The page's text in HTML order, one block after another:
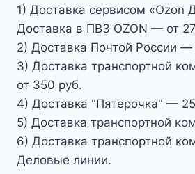
1) Доставка сервисом «Ozon
Доставка в ПВЗ OZON — от
2) Доставка Почтой России —
3) Доставка транспортной
от 350 руб.
4) Доставка "Пятерочка" —
5) Доставка транспортной
6) Доставка транспортной
Деловые линии.